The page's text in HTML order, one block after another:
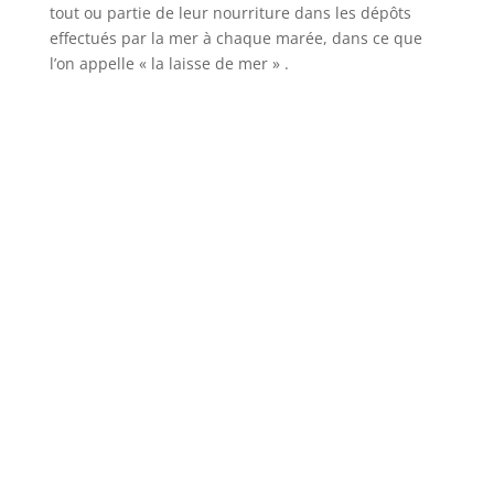
tout ou partie de leur nourriture dans les dépôts
effectués par la mer à chaque marée, dans ce que
l’on appelle « la laisse de mer » .